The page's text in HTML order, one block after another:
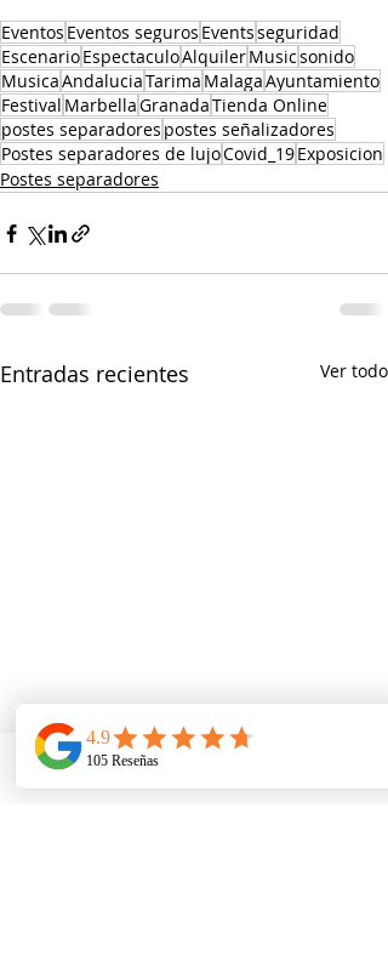
Eventos Eventos seguros Eventsseguridad
EscenarioEspectaculoAlquilerMusicsonido
MusicaAndaluciaTarima MalagaAyuntamiento
Festival MarbellaGranadaTienda Online
postes separadores postes señalizadores
Postes separadores de lujoCovid_19Exposicion
Postes separadores
Entradas recientes Ver todo